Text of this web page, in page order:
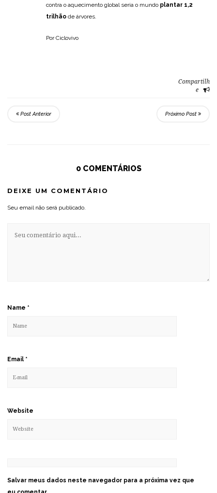
contra o aquecimento global seria o mundo plantar 1,2
trilhão de árvores.
Por Ciclovivo
Compartilh
e
Post Anterior Próximo Post
0 COMENTÁRIOS
DEIXE UM COMENTÁRIO
Seu email não será publicado.
Name *
Email *
Website
Salvar meus dados neste navegador para a próxima vez que